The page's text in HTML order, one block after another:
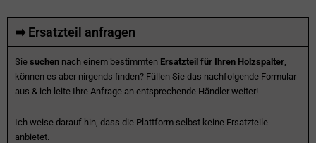
➡ Ersatzteil anfragen
Sie suchen nach einem bestimmten Ersatzteil für Ihren Holzspalter,
können es aber nirgends finden? Füllen Sie das nachfolgende Formular
aus & ich leite Ihre Anfrage an entsprechende Händler weiter!
Ich weise darauf hin, dass die Plattform selbst keine Ersatzteile
anbietet.